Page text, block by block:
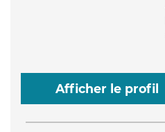
Afficher le profil